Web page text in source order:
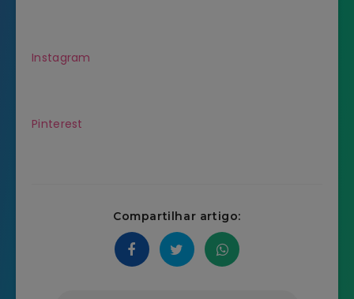
Instagram
Pinterest
Compartilhar artigo: